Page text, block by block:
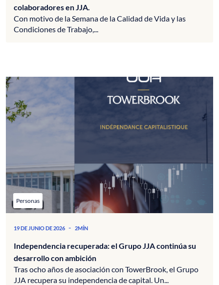
colaboradores en JJA.
Con motivo de la Semana de la Calidad de Vida y las
Condiciones de Trabajo,...
Personas
19 DE JUNIO DE 2026 - 2MÍN
Independencia recuperada: el Grupo JJA continúa su
desarrollo con ambición
Tras ocho años de asociación con TowerBrook, el Grupo
JJA recupera su independencia de capital. Un...